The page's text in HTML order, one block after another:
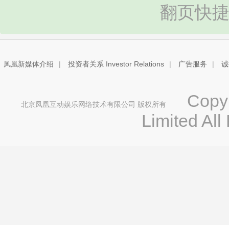
翻页快
凤凰新媒体介绍 | 投资者关系 Investor Relations | 广告服务 |
北京凤凰互动娱乐网络技术有限公司 版权所有
Limited All